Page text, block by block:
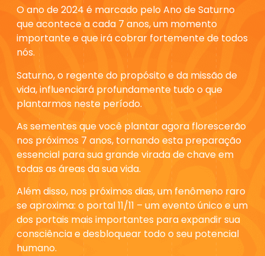
O ano de 2024 é marcado peloAno de Saturno
que acontece a cada 7 anos,um momento
importante e que irá cobrar fortemente de todos
nós.
Saturno, o regente do propósito e da missão de
vida, influenciará profundamente tudo o que
plantarmos neste período.
As sementes que você plantar agora florescerão
nos próximos 7 anos, tornando esta preparação
essencial para sua grande virada de chave em
todas as áreas da sua vida.
Além disso, nos próximos dias,um fenômeno raro
se aproxima: o portal 11/11 – um evento único eum
dos portais mais importantes para expandir sua
consciência e desbloquear todo o seu potencial
humano.